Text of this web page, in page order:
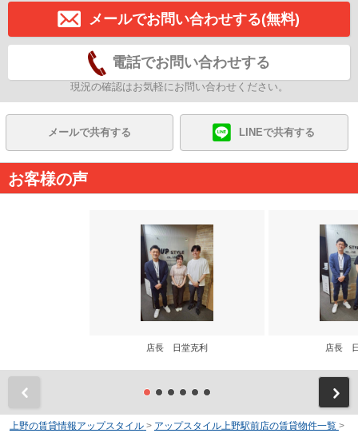
メールでお問い合わせする(無料)
電話でお問い合わせする
現況の確認はお気軽にお問い合わせください。
メールで共有する LINEで共有する
お客様の声
店長 日堂克利 店長
上野の賃貸情報アップスタイル > アップスタイル上野駅前店の賃貸物件一覧 >